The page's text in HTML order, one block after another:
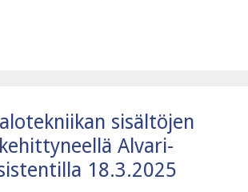
sisältöjen
Alvari-
18.3.2025